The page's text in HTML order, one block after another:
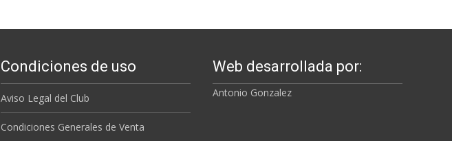
Condiciones de uso
Aviso Legal del Club
Condiciones Generales de Venta
Web desarrollada por:
Antonio Gonzalez